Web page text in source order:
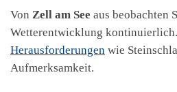
Von Zell am See aus beobachten
Wetterentwicklung
Herausforderungen wie
Aufmerksamkeit.